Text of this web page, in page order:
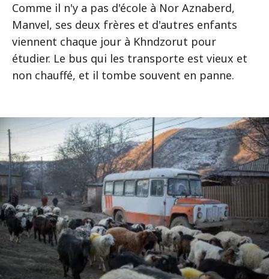
Comme il n'y a pas d'école à Nor Aznaberd,
Manvel, ses deux frères et d'autres enfants
viennent chaque jour à Khndzorut pour
étudier. Le bus qui les transporte est vieux et
non chauffé, et il tombe souvent en panne.